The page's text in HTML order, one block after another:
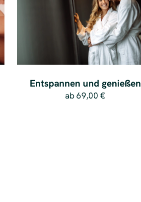
Entspannen und genießen
ab69,00 €